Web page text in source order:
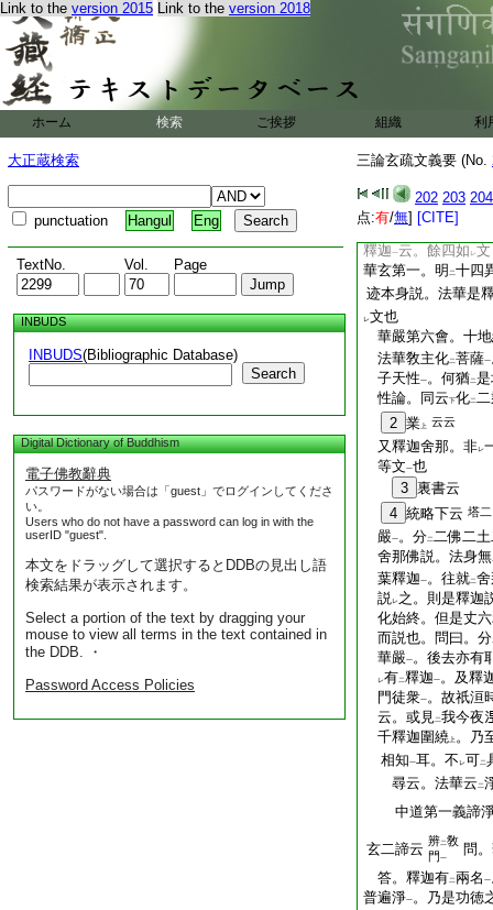
Link to the version 2015 Link to the version 2018
ホーム 検索 ご挨拶 組織 利
大正蔵検索
punctuation Hangul Eng
TextNo. Vol. Page
INBUDS
INBUDS(Bibliographic Database)
Search
Digital Dictionary of Buddhism
電子佛教辭典
パスワードがない場合は「guest」でログインしてくださ
い。
Users who do not have a password can log in with the
userID "guest".
本文をドラッグして選択するとDDBの見出し語
検索結果が表示されます。
Select a portion of the text by dragging your
mouse to view all terms in the text contained in
the DDB. ・
Password Access Policies
三論玄疏文義要 (No.
202 203 204
点:有/無] [CITE]
二 華嚴法華
法華遊意云。昔南
竟之敎。法華是未
初一乘。救
子不
10 者。同明
一
是諸衆生。始見
二
我
入 於佛惠 。除
先
人。我今亦令下得 レ聞
此平等大惠。○所
主異。華嚴化主。名
釋迦一云。餘四如 レ文
華玄第一。明 二十四
迹本身説。法華是
レ文也
華嚴第六會。十
法華敎主化二菩薩一
子天性一。何猶二
性論。同云下化二
2 業 上 云云
又釋迦舍那。非レ
等文一也
3 裏書云
4 統略下云 塔二
嚴一。分二二佛二
舍那佛説。法身無
葉釋迦一。往就二
説レ之。則是釋迦
化始終。但是丈
而説也。問曰。分
華嚴一。後去亦有
レ有二釋迦一。及釋
門徒衆一。故祇洹
云。或見二我今夜
千釋迦圍繞 上 。乃
相知一耳。不 レ可二
尋云。法華云 二
中道第一義諦
玄二諦云 辨二敎
門一
問
答。釋迦有二兩名 一
普遍淨一。乃是功徳